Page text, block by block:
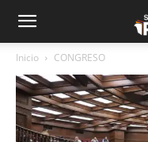
Inicio CONGRESO